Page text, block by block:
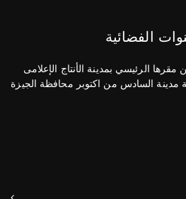
الفضائية
الرئيسي بمدينة الأنتاج الإعلامى
مدينة السادس من اكتوبر محافظة الجيزة